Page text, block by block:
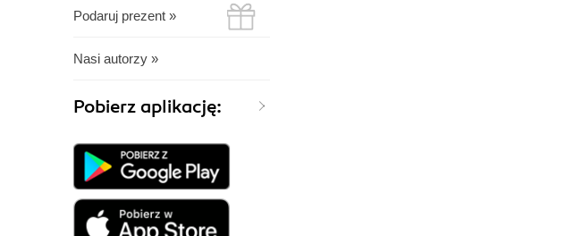
Podaruj prezent »
Nasi autorzy »
Pobierz aplikację: